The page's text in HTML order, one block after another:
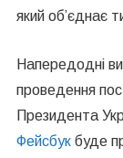
який об’єднає
Напередодні
проведення
Президента
Фейсбукбуде